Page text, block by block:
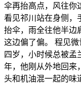
伞再抬高点，风往你
看见祁川站在身侧，
抬伞，雨全往他半边
这边偏了偏。 程见
四岁，小时候总被孟
年，他刚从外地回来
头和机油混一起的味